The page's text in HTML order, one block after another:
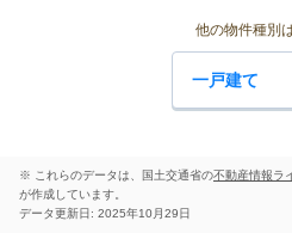
他の物件種別
一戸建て
※ これらのデータは、国土交通省の不動産情報ラ
が作成しています。
データ更新日: 2025年10月29日